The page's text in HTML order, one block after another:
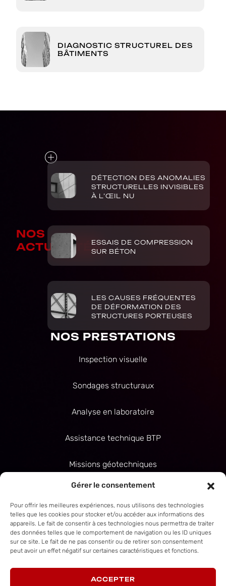
Gérer le consentement
Pour offrir les meilleures expériences, nous utilisons des technologies
telles que les cookies pour stocker et/ou accéder aux informations des
appareils. Le fait de consentir à ces technologies nous permettra de traiter
des données telles que le comportement de navigation ou les ID uniques
sur ce site. Le fait de ne pas consentir ou de retirer son consentement
peut avoir un effet négatif sur certaines caractéristiques et fonctions.
ACCEPTER
DIAGNOSTIC STRUCTUREL DES
BÂTIMENTS
NOS
ACTUALITÉS
DÉTECTION DES ANOMALIES
STRUCTURELLES INVISIBLES
À L’ŒIL NU
ESSAIS DE COMPRESSION
SUR BÉTON
LES CAUSES FRÉQUENTES
DE DÉFORMATION DES
STRUCTURES PORTEUSES
NOS PRESTATIONS
Inspection visuelle
Sondages structuraux
Analyse en laboratoire
Assistance technique BTP
Missions géotechniques
Z.A. Caurel
51110 CAUREL
09 63 21 66 92
contact@masterdiag.fr